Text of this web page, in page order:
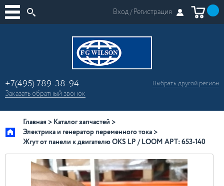
Вход /Регистрация
+7(495) 789-38-94
Заказатьобратный звонок
Выбрать другой регион
Главная
Каталог запчастей
Электрика и генератор переменного тока
Жгут от панели к двигателю OKS LP / LOOM АРТ: 653-140